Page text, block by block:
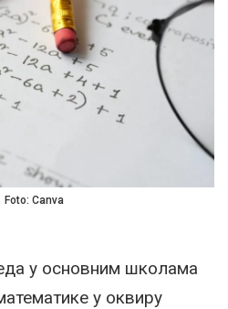
Foto: Canva
у основним школама
у оквиру